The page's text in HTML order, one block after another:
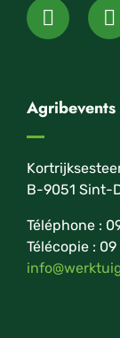
Agribevents
B-9051 Sint-
Téléphone :
Télécopie : 09